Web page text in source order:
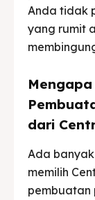
Anda tidak
yang rumit
dari
Ada
memilih
pembuatan